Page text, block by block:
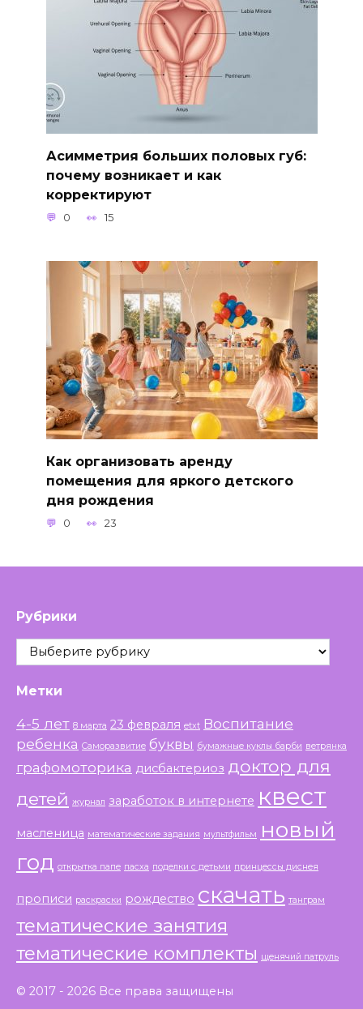
Асимметрия больших половых губ:
почему возникает и как
корректируют
0 15
Как организовать аренду
помещения для яркого детского
дня рождения
0 23
Рубрики
Рубрики
Метки
4-5 лет 8 марта 23 февраля etxt Воспитание
ребенка Саморазвитие буквы бумажные куклы барби ветрянка
графомоторика дисбактериоз доктор для
детей журнал заработок в интернете квест
масленица математические задания мультфильм
новый
год открытка папе пасха поделки с детьми принцессы диснея
прописи раскраски рождество скачать танграм
тематические занятия
тематические комплекты щенячий патруль
© 2017 - 2026 Все права защищены